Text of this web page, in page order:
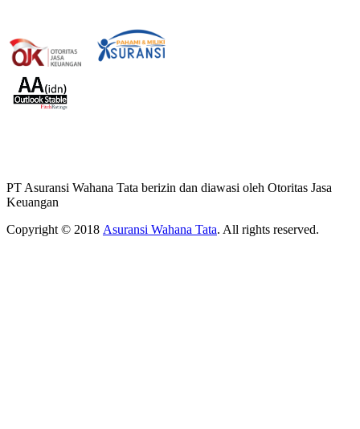
PT Asuransi Wahana Tata berizin dan diawasi oleh Otoritas Jasa
Keuangan
Copyright © 2018 Asuransi Wahana Tata. All rights reserved.